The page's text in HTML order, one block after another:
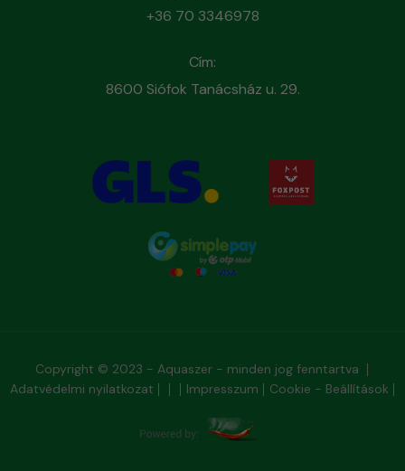
+36 70 3346978
Cím:
8600 Siófok Tanácsház u. 29.
Copyright © 2023 - Aquaszer - minden jog fenntartva
Adatvédelmi nyilatkozat
Impresszum Cookie - Beállítások